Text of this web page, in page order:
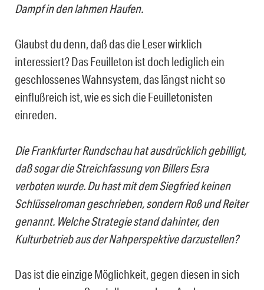
Dampf in den lahmen Haufen.
Glaubst du denn, daß das die Leser wirklich
interessiert? Das Feuilleton ist doch lediglich ein
geschlossenes Wahnsystem, das längst nicht so
einflußreich ist, wie es sich die Feuilletonisten
einreden.
Die Frankfurter Rundschau hat ausdrücklich gebilligt,
daß sogar die Streichfassung von Billers Esra
verboten wurde. Du hast mit dem Siegfried keinen
Schlüsselroman geschrieben, sondern Roß und Reiter
genannt. Welche Strategie stand dahinter, den
Kulturbetrieb aus der Nahperspektive darzustellen?
Das ist die einzige Möglichkeit, gegen diesen in sich